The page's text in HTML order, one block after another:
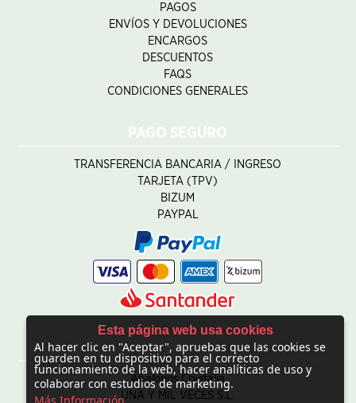
PAGOS
ENVÍOS Y DEVOLUCIONES
ENCARGOS
DESCUENTOS
FAQS
CONDICIONES GENERALES
PAGO SEGURO
TRANSFERENCIA BANCARIA / INGRESO
TARJETA (TPV)
BIZUM
PAYPAL
CONTACTO
Abalorios Crystalia
UNA Y MIL VECES S.L.
Esta página web usa cookies
Al hacer clic en "Aceptar", apruebas que las cookies se
guarden en tu dispositivo para el correcto
funcionamiento de la web, hacer analíticas de uso y
colaborar con estudios de marketing.